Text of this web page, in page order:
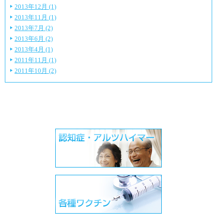
2013年12月 (1)
2013年11月 (1)
2013年7月 (2)
2013年6月 (2)
2013年4月 (1)
2011年11月 (1)
2011年10月 (2)